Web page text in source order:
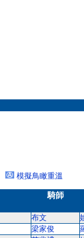
模擬鳥瞰重溫
騎師
布文
梁家俊